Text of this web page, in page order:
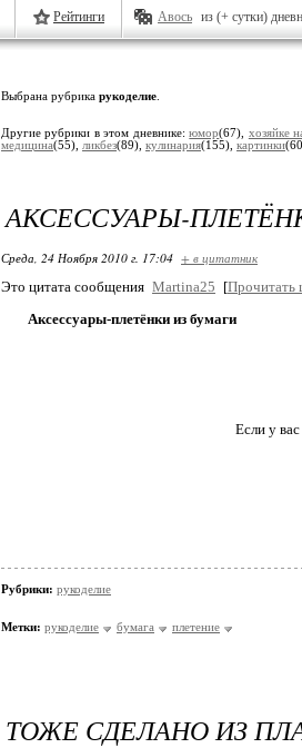
Рейтинги Авось из (+ сутки)
Выбрана рубрика рукоделие
Другие рубрики в этом дневнике:юмор(67), хозяйке
медицина(55), ликбез(89), кулинария(155), картинки
АКСЕССУАРЫ-
Среда, 24 Ноября 2010 г. 17:04 + в цитатник
Это цитата сообщения Martina25 [Прочитать
Аксессуары-плетёнки из бумаги
Если у
Рубрики: рукоделие
Метки: рукоделие бумага плетение
ТОЖЕ СДЕЛАНО ИЗ